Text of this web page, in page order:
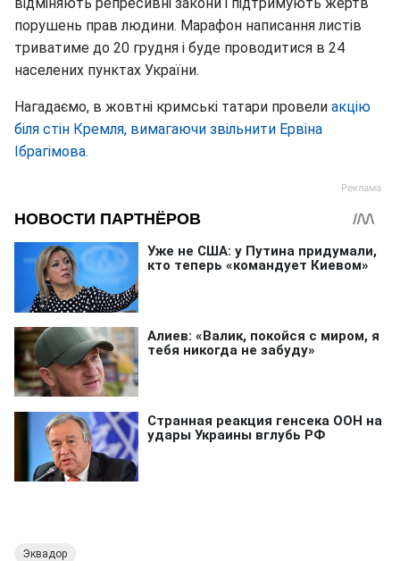
порушень прав людини. Марафон написання листів
триватиме до 20 грудня і буде проводитися в 24
населених пунктах України.
Нагадаємо, в жовтні кримські татари провели акцію
біля стін Кремля, вимагаючи звільнити Ервіна
Ібрагімова.
Эквадор